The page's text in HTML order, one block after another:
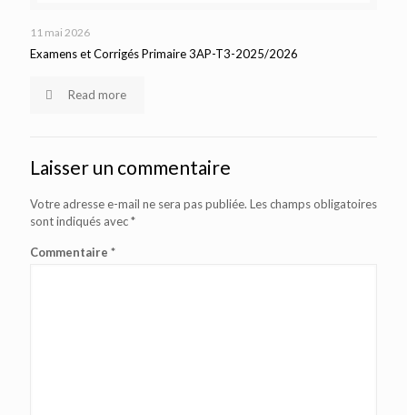
11 mai 2026
Examens et Corrigés Primaire 3AP-T3-2025/2026
Read more
Laisser un commentaire
Votre adresse e-mail ne sera pas publiée. Les champs obligatoires
sont indiqués avec*
Commentaire *